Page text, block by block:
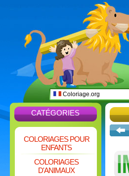
Coloriage.org
CATÉGORIES
COLORIAGES POUR
ENFANTS
COLORIAGES
D'ANIMAUX